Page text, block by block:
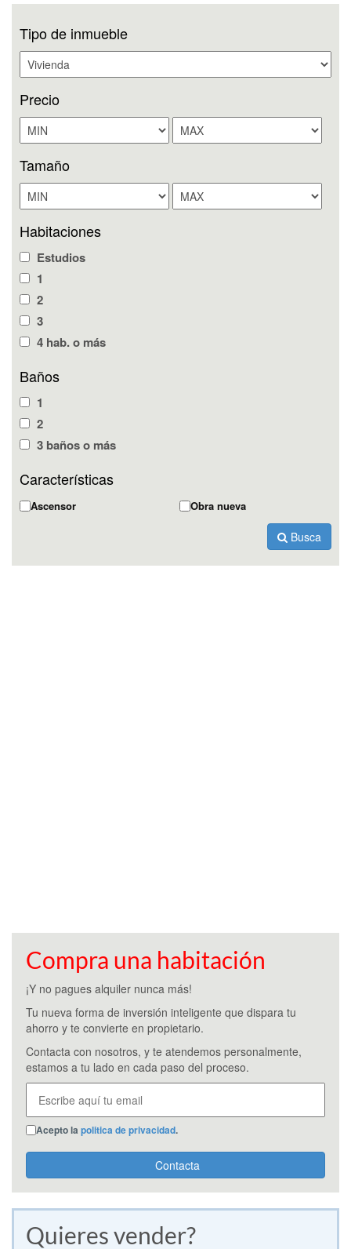
Tipo de inmueble
Precio
Tamaño
Habitaciones
Estudios
1
2
3
4 hab. o más
Baños
1
2
3 baños o más
Características
Ascensor Obra nueva
Busca
Compra una habitación
¡Y no pagues alquiler nunca más!
Tu nueva forma de inversión inteligente que dispara tu
ahorro y te convierte en propietario.
Contacta con nosotros, y te atendemos personalmente,
estamos a tu lado en cada paso del proceso.
Acepto la politica de privacidad.
Contacta
Quieres vender?